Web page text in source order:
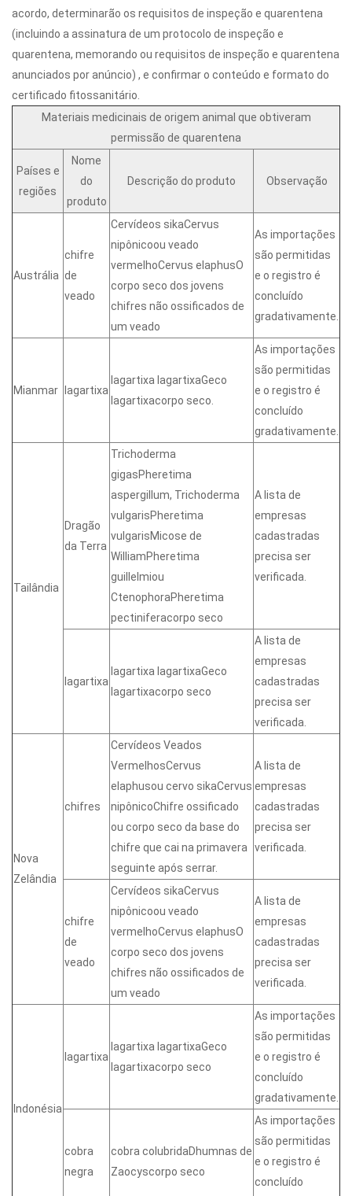
acordo, determinarão os requisitos de inspeção e quarentena
(incluindo a assinatura de um protocolo de inspeção e
quarentena, memorando ou requisitos de inspeção e quarentena
anunciados por anúncio) , e confirmar o conteúdo e formato do
certificado fitossanitário.
Materiais medicinais de origem animal que obtiveram
permissão de quarentena
Países e
regiões
Nome
do
produto
Descrição do produto Observação
Austrália
chifre
de
veado
Cervídeos sikaCervus
nipônicoou veado
vermelhoCervus elaphusO
corpo seco dos jovens
chifres não ossificados de
um veado
As importações
são permitidas
e o registro é
concluído
gradativamente.
Mianmar lagartixa
lagartixa lagartixaGeco
lagartixacorpo seco.
As importações
são permitidas
e o registro é
concluído
gradativamente.
Tailândia
Dragão
da Terra
Trichoderma
gigasPheretima
aspergillum, Trichoderma
vulgarisPheretima
vulgarisMicose de
WilliamPheretima
guillelmiou
CtenophoraPheretima
pectiniferacorpo seco
A lista de
empresas
cadastradas
precisa ser
verificada.
lagartixa
lagartixa lagartixaGeco
lagartixacorpo seco
A lista de
empresas
cadastradas
precisa ser
verificada.
Nova
Zelândia
chifres
Cervídeos Veados
VermelhosCervus
elaphusou cervo sikaCervus
nipônicoChifre ossificado
ou corpo seco da base do
chifre que cai na primavera
seguinte após serrar.
A lista de
empresas
cadastradas
precisa ser
verificada.
chifre
de
veado
Cervídeos sikaCervus
nipônicoou veado
vermelhoCervus elaphusO
corpo seco dos jovens
chifres não ossificados de
um veado
A lista de
empresas
cadastradas
precisa ser
verificada.
Indonésia
lagartixa
lagartixa lagartixaGeco
lagartixacorpo seco
As importações
são permitidas
e o registro é
concluído
gradativamente.
cobra
negra
cobra colubridaDhumnas de
Zaocyscorpo seco
As importações
são permitidas
e o registro é
concluído